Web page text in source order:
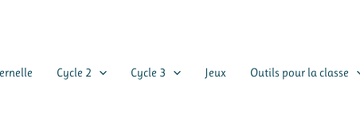
Cycle 2 Cycle 3 Jeux Outils pour la classe